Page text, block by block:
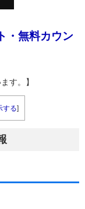
無料カウン
す。】
する]